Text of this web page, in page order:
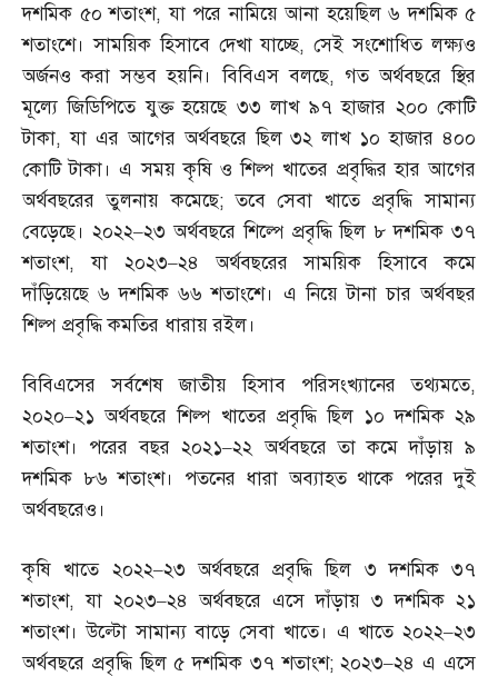
দশমিক ৫০ শতাংশ,যা পরে নামিয়ে আনা হয়েছিল ৬ দশমিক ৫
শতাংশে। সাময়িক হিসাবে দেখা যাচ্ছে,সেই সংশোধিত লক্ষ্যও
অর্জনও করা সম্ভব হয়নি। বিবিএস বলছে, গত অর্থবছরে স্থির
মূল্যে জিডিপিতে যুক্ত হয়েছে ৩৩ লাখ ৯৭ হাজার ২০০ কোটি
টাকা,যা এর আগের অর্থবছরে ছিল ৩২ লাখ ১০ হাজার ৪০০
কোটি টাকা। এ সময় কৃষি ও শিল্প খাতের প্রবৃদ্ধির হার আগের
অর্থবছরের তুলনায় কমেছে;তবে সেবা খাতে প্রবৃদ্ধি সামান্য
বেড়েছে। ২০২২–২৩ অর্থবছরে শিল্পে প্রবৃদ্ধি ছিল ৮ দশমিক ৩৭
শতাংশ,যা ২০২৩–২৪ অর্থবছরের সাময়িক হিসাবে কমে
দাঁড়িয়েছে ৬ দশমিক ৬৬ শতাংশে। এ নিয়ে টানা চার অর্থবছর
শিল্প প্রবৃদ্ধি কমতির ধারায় রইল।
বিবিএসের সর্বশেষ জাতীয় হিসাব পরিসংখ্যানের তথ্যমতে,
২০২০–২১ অর্থবছরে শিল্প খাতের প্রবৃদ্ধি ছিল ১০ দশমিক ২৯
শতাংশ। পরের বছর ২০২১–২২ অর্থবছরে তা কমে দাঁড়ায় ৯
দশমিক ৮৬ শতাংশ। পতনের ধারা অব্যাহত থাকে পরের দুই
অর্থবছরেও।
কৃষি খাতে ২০২২–২৩ অর্থবছরে প্রবৃদ্ধি ছিল ৩ দশমিক ৩৭
শতাংশ,যা ২০২৩–২৪ অর্থবছরে এসে দাঁড়ায় ৩ দশমিক ২১
শতাংশ। উল্টো সামান্য বাড়ে সেবা খাতে। এ খাতে ২০২২–২৩
অর্থবছরে প্রবৃদ্ধি ছিল ৫ দশমিক ৩৭ শতাংশ;২০২৩–২৪ এ এসে